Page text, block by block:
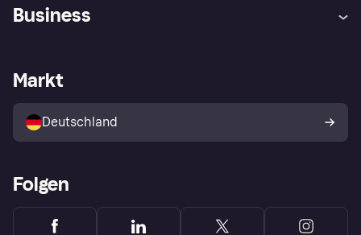
Klarna App
Shops entdecken
Käuferschutzrichtlinie
Dein Widerrufsrecht
Business
Händlerportal
Markt
Deutschland
Folgen